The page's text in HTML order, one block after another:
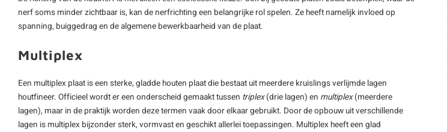
nerf soms minder zichtbaar is, kan de nerfrichting een belangrijke rol spelen. Ze heeft namelijk invloed op
spanning, buiggedrag en de algemene bewerkbaarheid van de plaat.
Multiplex
Een multiplex plaat is een sterke, gladde houten plaat die bestaat uit meerdere kruislings verlijmde lagen
houtfineer. Officieel wordt er een onderscheid gemaakt tussen triplex(drie lagen) en multiplex(meerdere
lagen), maar in de praktijk worden deze termen vaak door elkaar gebruikt. Door de opbouw uit verschillende
lagen is multiplex bijzonder sterk, vormvast en geschikt allerlei toepassingen. Multiplex heeft een glad